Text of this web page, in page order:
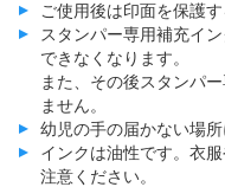
ご使用後は印面を保護
スタンパー専用補充イ
できなくなります。
また、その後スタンパ
ません。
幼児の手の届かない場所
インクは油性です。衣
注意ください。